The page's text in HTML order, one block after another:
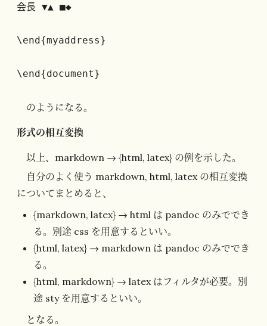
会長 ▼▲ ■◆
\end{myaddress}
\end{document}
のようになる。
形式の相互変換
以上、markdown → {html, latex} の例を示した。
自分のよく使う markdown, html, latex の相互変換
についてまとめると、
{markdown, latex} → html は pandoc のみででき
る。別途 css を用意するといい。
{html, latex} → markdown は pandoc のみででき
る。
{html, markdown} → latex はフィルタが必要。別
途 sty を用意するといい。
となる。